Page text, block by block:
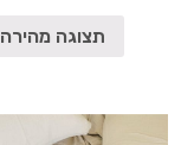
תצוגה מהירה